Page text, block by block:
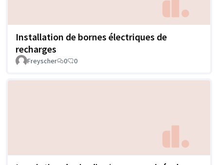
Installation de bornes électriques de
recharges
Freyscher 0 0